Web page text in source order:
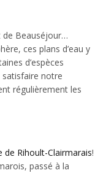
de Beauséjour…
ces plans d’eau y
d’espèces
satisfaire notre
régulièrement les
Rihoult-Clairmarais!
passé à la